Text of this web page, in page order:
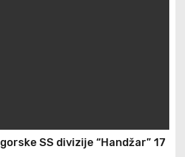
SS divizije “Handžar” 17